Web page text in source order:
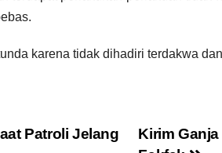
karena tidak dihadiri terdakwa
Kirim
Patroli Jelang